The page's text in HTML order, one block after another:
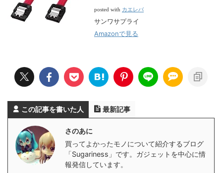
posted with カエレバ
サンワサプライ
Amazonで見る
この記事を書いた人 最新記事
さのあに
買ってよかったモノについて紹介するブログ
「Sugariness」です。ガジェットを中心に情
報発信しています。